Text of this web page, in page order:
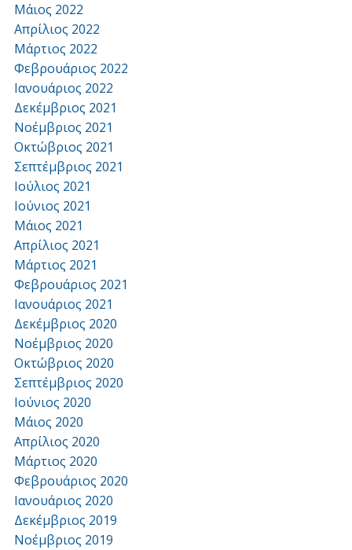
Μάιος 2022
Απρίλιος 2022
Μάρτιος 2022
Φεβρουάριος 2022
Ιανουάριος 2022
Δεκέμβριος 2021
Νοέμβριος 2021
Οκτώβριος 2021
Σεπτέμβριος 2021
Ιούλιος 2021
Ιούνιος 2021
Μάιος 2021
Απρίλιος 2021
Μάρτιος 2021
Φεβρουάριος 2021
Ιανουάριος 2021
Δεκέμβριος 2020
Νοέμβριος 2020
Οκτώβριος 2020
Σεπτέμβριος 2020
Ιούνιος 2020
Μάιος 2020
Απρίλιος 2020
Μάρτιος 2020
Φεβρουάριος 2020
Ιανουάριος 2020
Δεκέμβριος 2019
Νοέμβριος 2019